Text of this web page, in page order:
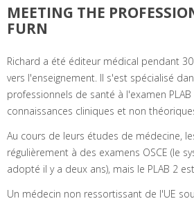
MEETING THE
FURN
Richard a été éditeur médical pendant
vers l'enseignement. Il s'est spécialisé
professionnels de santé à l'examen
connaissances cliniques et non
Au cours de leurs études de médecine,
régulièrement à des examens OSCE (le
adopté il y a deux ans), mais le PLAB 2
Un médecin non ressortissant de l'UE